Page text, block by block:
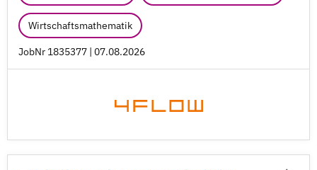
Wirtschaftsmathematik
JobNr 1835377 | 07.08.2026